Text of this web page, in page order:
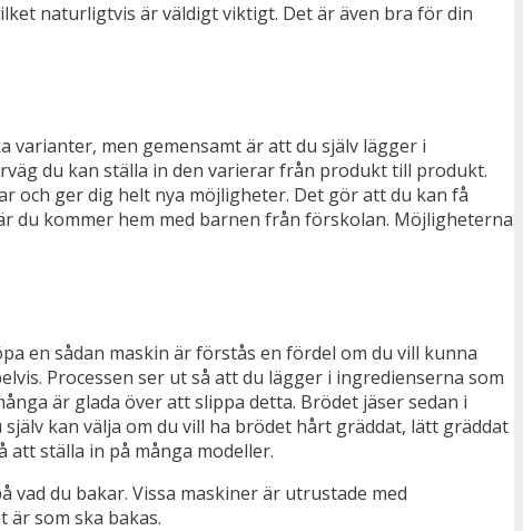
naturligtvis är väldigt viktigt. Det är även bra för din
varianter, men gemensamt är att du själv lägger i
du kan ställa in den varierar från produkt till produkt.
och ger dig helt nya möjligheter. Det gör att du kan få
du kommer hem med barnen från förskolan. Möjligheterna
en sådan maskin är förstås en fördel om du vill kunna
Processen ser ut så att du lägger i ingredienserna som
är glada över att slippa detta. Brödet jäser sedan i
kan välja om du vill ha brödet hårt gräddat, lätt gräddat
ställa in på många modeller.
du bakar. Vissa maskiner är utrustade med
som ska bakas.